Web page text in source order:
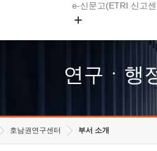
e-신문고(ETRI 신고
고객의소리
수의계약 현황
연구ㆍ행
호남권연구센터 부서 소개